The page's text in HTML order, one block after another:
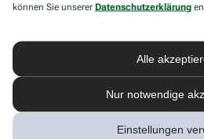
können Sie unserer Datenschutzerklärung
Alle
Nur notwendige
Einstellungen